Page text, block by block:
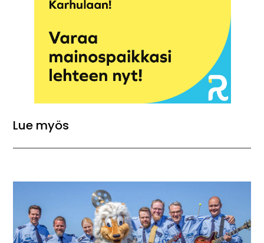
Lue myös